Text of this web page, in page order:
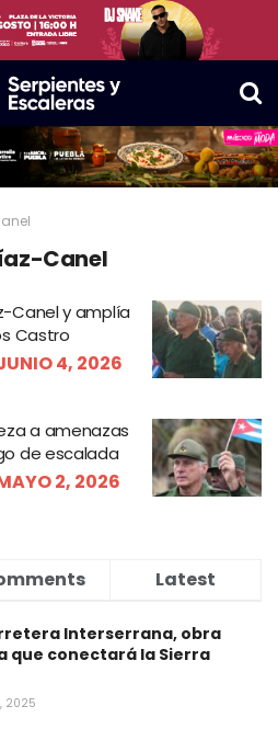
Canel
Canel y amplía
Castro
4, 2026
a amenazas
de escalada
2, 2026
Latest
Interserrana, obra
que conectará la Sierra
2025